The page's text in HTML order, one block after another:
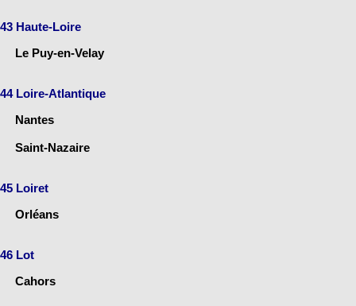
43 Haute-Loire
Le Puy-en-Velay
44 Loire-Atlantique
Nantes
Saint-Nazaire
45 Loiret
Orléans
46 Lot
Cahors